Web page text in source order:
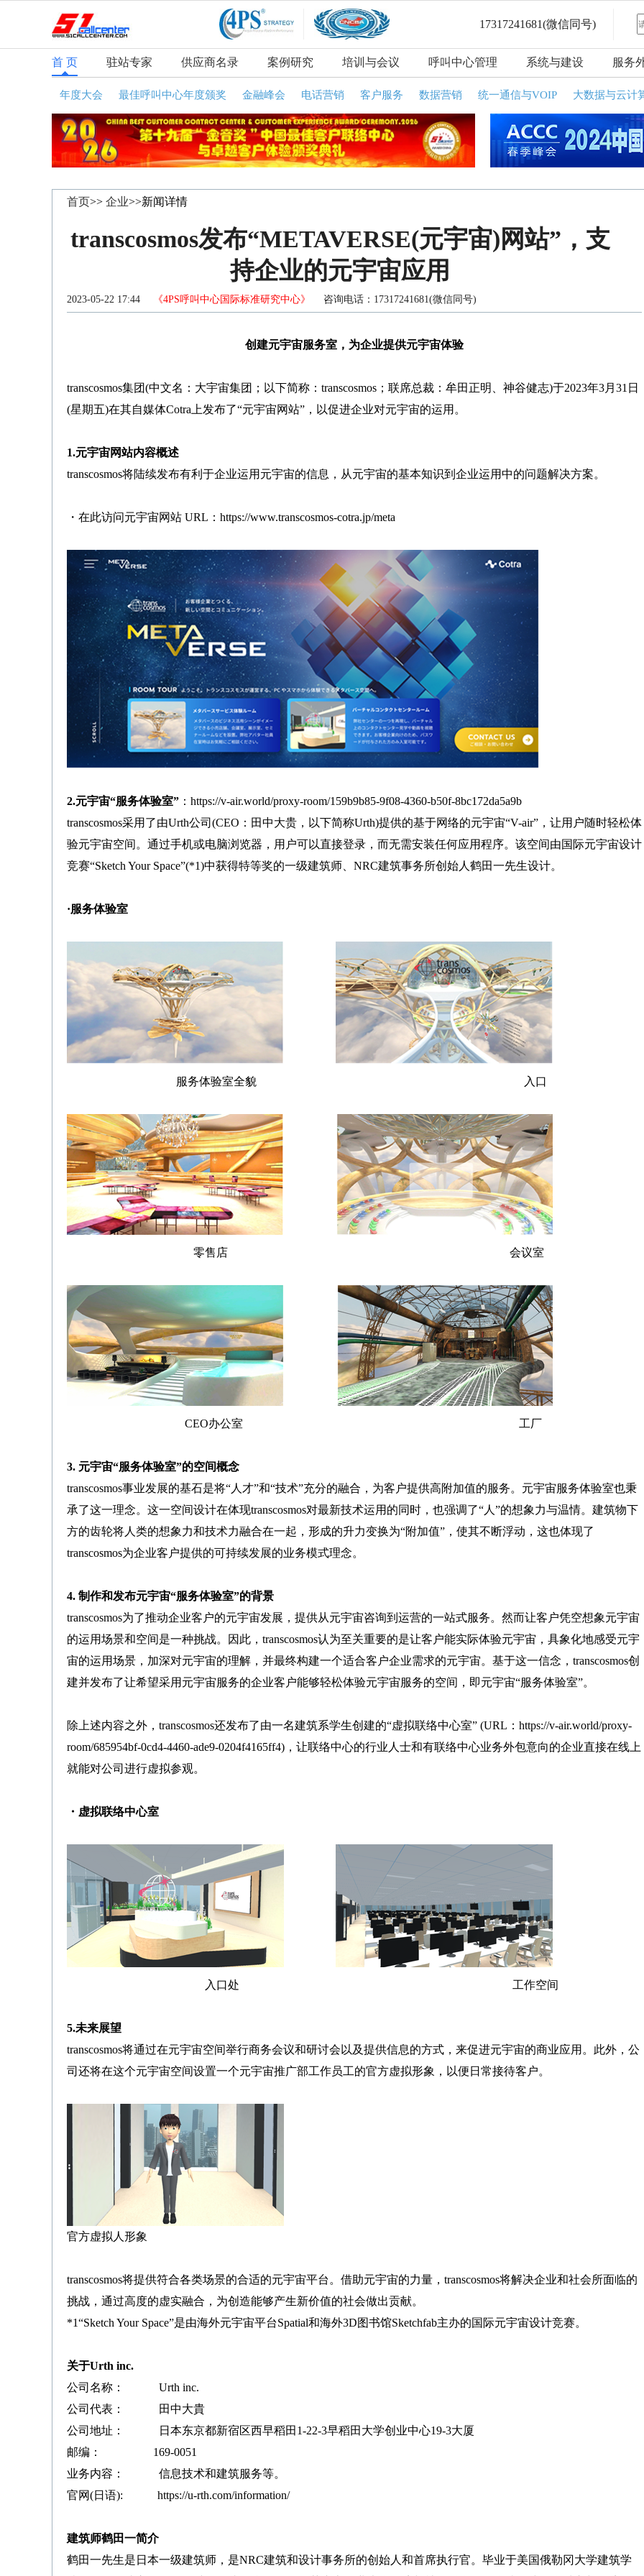
17317241681(微信同号)
首 页 驻站专家 供应商名录 案例研究 培训与会议 呼叫中心管理 系统与建设 服务
年度大会 最佳呼叫中心年度颁奖 金融峰会 电话营销 客户服务 数据营销 统一通信与VOIP 大数据与云计
首页>> 企业>>新闻详情
transcosmos发布“METAVERSE(元宇宙)网站”，支
持企业的元宇宙应用
2023-05-22 17:44 《4PS呼叫中心国际标准研究中心》 咨询电话：17317241681(微信同号)
创建元宇宙服务室，为企业提供元宇宙体验
transcosmos集团(中文名：大宇宙集团；以下简称：transcosmos；联席总裁：牟田正明、神谷健志)于2023年3月31日
(星期五)在其自媒体Cotra上发布了“元宇宙网站”，以促进企业对元宇宙的运用。
1.元宇宙网站内容概述
transcosmos将陆续发布有利于企业运用元宇宙的信息，从元宇宙的基本知识到企业运用中的问题解决方案。
・在此访问元宇宙网站 URL： https://www.transcosmos-cotra.jp/meta
2.元宇宙“服务体验室” ： https://v-air.world/proxy-room/159b9b85-9f08-4360-b50f-8bc172da5a9b
transcosmos采用了由Urth公司(CEO：田中大贵，以下简称Urth)提供的基于网络的元宇宙“V-air”，让用户随时轻松体
验元宇宙空间。通过手机或电脑浏览器，用户可以直接登录，而无需安装任何应用程序。该空间由国际元宇宙设计
竞赛“Sketch Your Space”(*1)中获得特等奖的一级建筑师、NRC建筑事务所创始人鹤田一先生设计。
·服务体验室
服务体验室全貌 入口
零售店 会议室
CEO办公室 工厂
3. 元宇宙“服务体验室”的空间概念
transcosmos事业发展的基石是将“人才”和“技术”充分的融合，为客户提供高附加值的服务。元宇宙服务体验室也秉
承了这一理念。 这一空间设计在体现transcosmos对最新技术运用的同时，也强调了“人”的想象力与温情。 建筑物下
方的齿轮将人类的想象力和技术力融合在一起，形成的升力变换为“附加值”，使其不断浮动，这也体现了
transcosmos为企业客户提供的可持续发展的业务模式理念。
4. 制作和发布元宇宙“服务体验室”的背景
transcosmos为了推动企业客户的元宇宙发展，提供从元宇宙咨询到运营的一站式服务。然而让客户凭空想象元宇宙
的运用场景和空间是一种挑战。因此，transcosmos认为至关重要的是让客户能实际体验元宇宙，具象化地感受元宇
宙的运用场景，加深对元宇宙的理解，并最终构建一个适合客户企业需求的元宇宙。基于这一信念，transcosmos创
建并发布了让希望采用元宇宙服务的企业客户能够轻松体验元宇宙服务的空间，即元宇宙“服务体验室”。
除上述内容之外，transcosmos还发布了由一名建筑系学生创建的“虚拟联络中心室” (URL： https://v-air.world/proxy-
room/685954bf-0cd4-4460-ade9-0204f4165ff4)，让联络中心的行业人士和有联络中心业务外包意向的企业直接在线上
就能对公司进行虚拟参观。
・虚拟联络中心室
入口处 工作空间
5.未来展望
transcosmos将通过在元宇宙空间举行商务会议和研讨会以及提供信息的方式，来促进元宇宙的商业应用。此外，公
司还将在这个元宇宙空间设置一个元宇宙推广部工作员工的官方虚拟形象，以便日常接待客户。
官方虚拟人形象
transcosmos将提供符合各类场景的合适的元宇宙平台。借助元宇宙的力量，transcosmos将解决企业和社会所面临的
挑战，通过高度的虚实融合，为创造能够产生新价值的社会做出贡献。
*1“Sketch Your Space”是由海外元宇宙平台Spatial和海外3D图书馆Sketchfab主办的国际元宇宙设计竞赛。
关于Urth inc.
公司名称： Urth inc.
公司代表： 田中大貴
公司地址： 日本东京都新宿区西早稻田1-22-3早稻田大学创业中心19-3大厦
邮编： 169-0051
业务内容： 信息技术和建筑服务等。
官网(日语): https://u-rth.com/information/
建筑师鹤田一简介
鹤田一先生是日本一级建筑师，是NRC建筑和设计事务所的创始人和首席执行官。毕业于美国俄勒冈大学建筑学